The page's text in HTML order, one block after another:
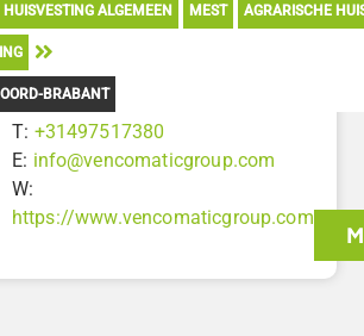
ALGEMEEN MEST AGRARISCHE
BRABANT
T: +31497517380
E: info@vencomaticgroup.com
W:
https://www.vencomaticgroup.com